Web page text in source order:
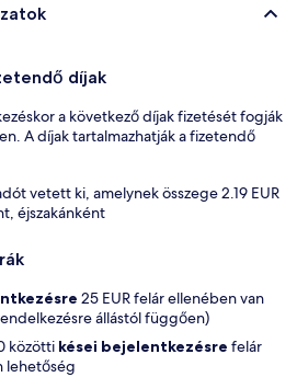
díjak
a következő díjak fizetését fogják
A díjak tartalmazhatják a fizetendő
vetett ki, amelynek összege 2.19 EUR
éjszakánként
25 EUR felár ellenében van
állástól függően)
közötti kései bejelentkezésre felár
lehetőség